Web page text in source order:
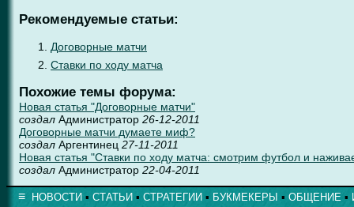
Рекомендуемые статьи:
Договорные матчи
Ставки по ходу матча
Похожие темы форума:
Новая статья "Договорные матчи"
создал Администратор 26-12-2011
Договорные матчи думаете миф?
создал Аргентинец 27-11-2011
Новая статья "Ставки по ходу матча: смотрим футбол и
создал Администратор 22-04-2011
≡ НОВОСТИ ▪ СТАТЬИ ▪ СТРАТЕГИИ ▪ БУКМЕКЕРЫ ▪ ОБЩЕНИЕ ▪